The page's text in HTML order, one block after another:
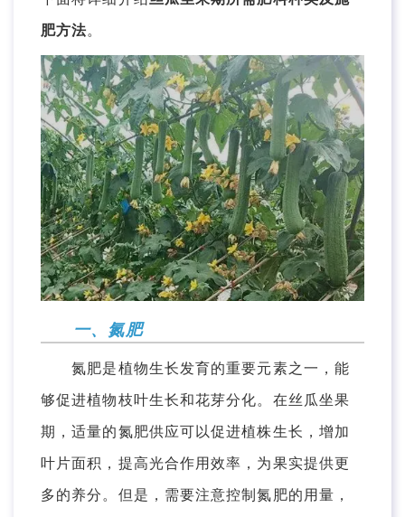
肥方法。
一、氮肥
氮肥是植物生长发育的重要元素之一，能
够促进植物枝叶生长和花芽分化。在丝瓜坐果
期，适量的氮肥供应可以促进植株生长，增加
叶片面积，提高光合作用效率，为果实提供更
多的养分。但是，需要注意控制氮肥的用量，